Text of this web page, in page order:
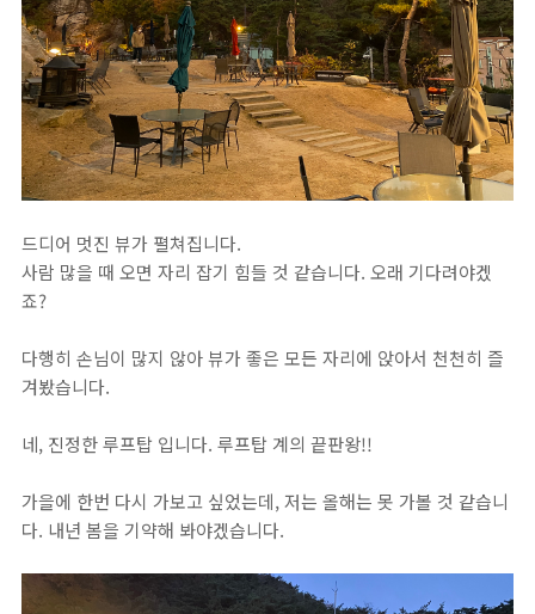
드디어 멋진 뷰가 펼쳐집니다.
사람 많을 때 오면 자리 잡기 힘들 것 같습니다. 오래 기다려야겠
죠?
다행히 손님이 많지 않아 뷰가 좋은 모든 자리에 앉아서 천천히 즐
겨봤습니다.
네, 진정한 루프탑 입니다. 루프탑 계의 끝판왕!!
가을에 한번 다시 가보고 싶었는데, 저는 올해는 못 가볼 것 같습니
다. 내년 봄을 기약해 봐야겠습니다.